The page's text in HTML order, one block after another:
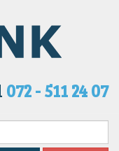
072 - 511 24 07